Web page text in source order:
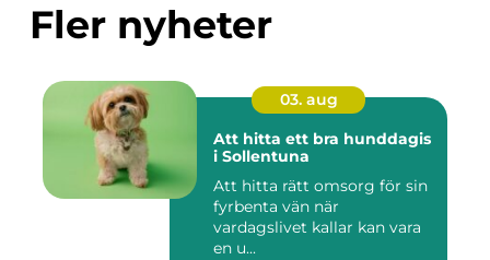
Fler nyheter
03. aug
Att hitta ett bra hunddagis
i Sollentuna
Att hitta rätt omsorg för sin
fyrbenta vän när
vardagslivet kallar kan vara
en u...